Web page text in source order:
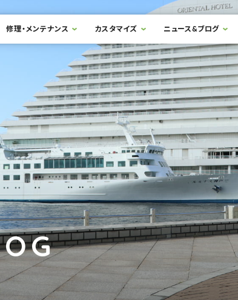
修理・メンテナンス カスタマイズ ニュース&ブログ